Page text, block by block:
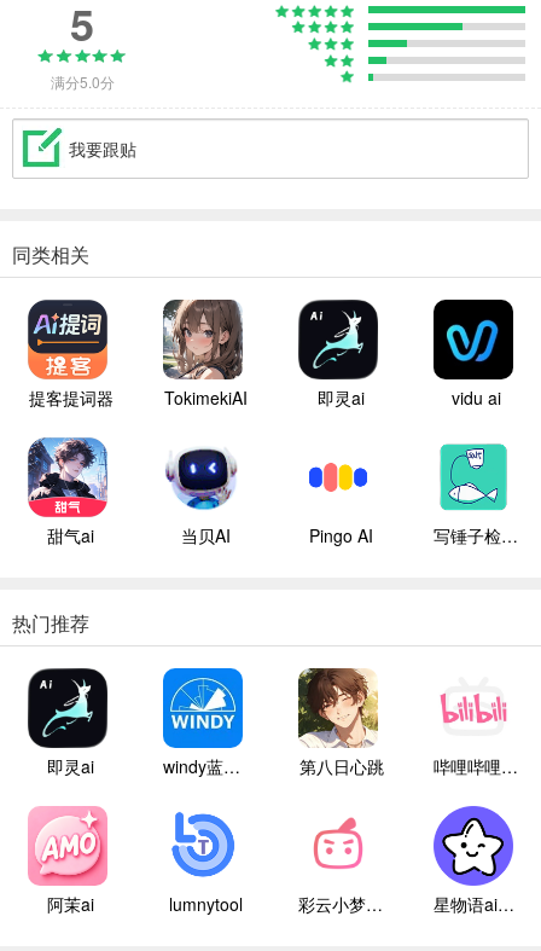
5
满分5.0分
我要跟贴
同类相关
提客提词器 TokimekiAI 即灵ai vidu ai
甜气ai 当贝AI Pingo AI 写锤子检讨书
热门推荐
即灵ai windy蓝色气象 第八日心跳 哔哩哔哩白色版
阿茉ai lumnytool 彩云小梦国际版 星物语ai聊天